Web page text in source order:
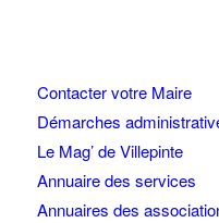
Contacter votre Maire
Démarches
Le Mag’ de Villepinte
Annuaire des services
Annuaires des